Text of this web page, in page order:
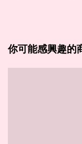
你可能感興趣的